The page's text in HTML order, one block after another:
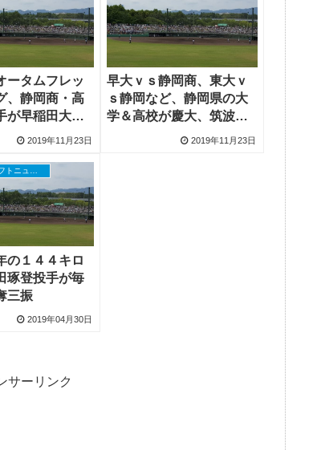
ータムフレッ
、静岡商・高
が早稲田大に
2019年11月23日
早大ｖｓ静岡商、東大ｖ
ｓ静岡など、静岡県の大
学＆高校が慶大、筑波大
2019年11月23日
の１４４キロ
琢登投手が毎
三振
2019年04月30日
サーリンク